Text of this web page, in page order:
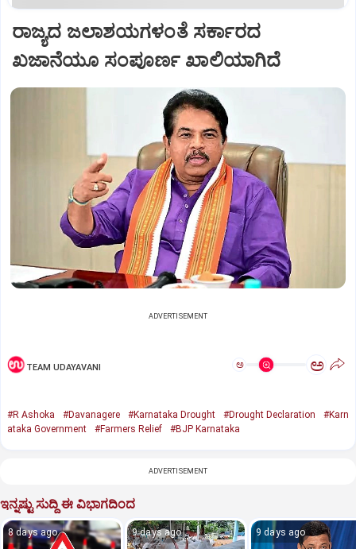
ರಾಜ್ಯದ ಜಲಾಶಯಗಳಂತೆ ಸರ್ಕಾರದ
ಖಜಾನೆಯೂ ಸಂಪೂರ್ಣ ಖಾಲಿಯಾಗಿದೆ
ADVERTISEMENT
TEAM UDAYAVANI ಅ ಅ
#R Ashoka #Davanagere #Karnataka Drought #Drought Declaration
#Karn
ataka Government
#Farmers Relief #BJP Karnataka
ADVERTISEMENT
ಇನ್ನಷ್ಟು ಸುದ್ದಿ ಈ ವಿಭಾಗದಿಂದ
8 days ago 9 days ago 9 days ago